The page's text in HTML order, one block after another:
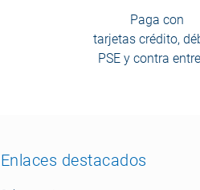
Paga con
tarjetas crédito,
PSE y contra
Enlaces destacados